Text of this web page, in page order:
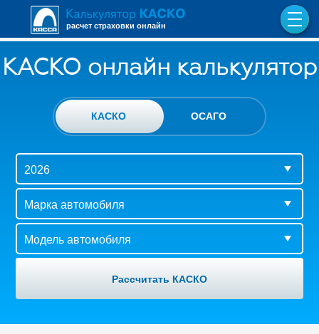
расчет страховки онлайн
КАСКО онлайн калькулятор
КАСКО ОСАГО